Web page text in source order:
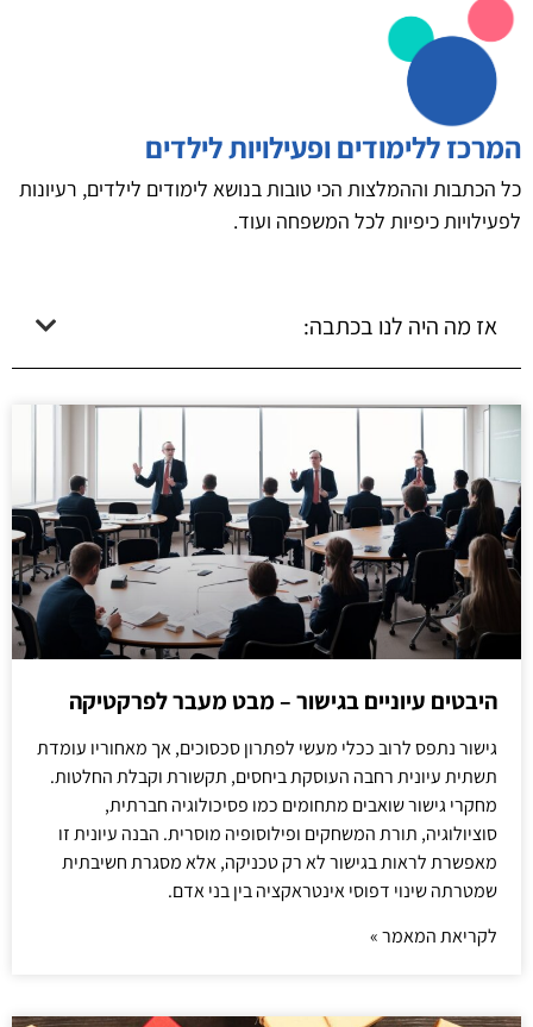
המרכז ללימודים ופעילויות לילדים
כל הכתבות וההמלצות הכי טובות בנושא לימודים לילדים, רעיונות
לפעילויות כיפיות לכל המשפחה ועוד.
אז מה היה לנו בכתבה:
היבטים עיוניים בגישור – מבט מעבר לפרקטיקה
גישור נתפס לרוב ככלי מעשי לפתרון סכסוכים, אך מאחוריו עומדת
תשתית עיונית רחבה העוסקת ביחסים, תקשורת וקבלת החלטות.
מחקרי גישור שואבים מתחומים כמו פסיכולוגיה חברתית,
סוציולוגיה, תורת המשחקים ופילוסופיה מוסרית. הבנה עיונית זו
מאפשרת לראות בגישור לא רק טכניקה, אלא מסגרת חשיבתית
שמטרתה שינוי דפוסי אינטראקציה בין בני אדם.
לקריאת המאמר »